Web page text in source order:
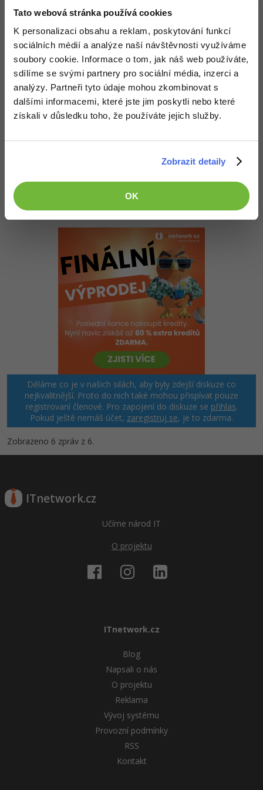
Tato webová stránka používá cookies
K personalizaci obsahu a reklam, poskytování funkcí
sociálních médií a analýze naší návštěvnosti využíváme
soubory cookie. Informace o tom, jak náš web používáte,
sdílíme se svými partnery pro sociální média, inzerci a
analýzy. Partneři tyto údaje mohou zkombinovat s
dalšími informacemi, které jste jim poskytli nebo které
získali v důsledku toho, že používáte jejich služby.
Zobrazit detaily
OK
Marketing
WordPress
SEO -30%
UX
Business
-25%
Google Dokumenty
Time management
Windows
Kybernetická bezpečnost
Elektronický podpis
Fórum
Adobe Illustrator -80%
Adobe Lightroom -30%
Adobe XD -15%
Adobe InDesign -25%
Adobe After Effects
-80%
Ostatní
Fórum
Kariéra
Pro firmy
Nahoru Odpovědět
Neaktivní uživatel
Vim ze for.
Ps: Js se teprve ucim takze plno prikazu neznam
Editováno
Nahoru Odpovědět
30.4.2015 11:49
Odpovědět
Děláme co je v našich silách, aby byly zdejší diskuze co
nejkvalitnější. Proto do nich také mohou přispívat pouze
registrovaní členové. Pro zapojení do diskuze se přihlas.
Pokud ještě nemáš účet, zaregistruj se, je to zdarma.
Zobrazeno 6 zpráv z 6.
ITnetwork.cz
Učíme národ IT
O projektu
ITnetwork.cz
Blog
Napsali o nás
O projektu
Reklama
Vývoj systému
Provozní podmínky
RSS
Kontakt